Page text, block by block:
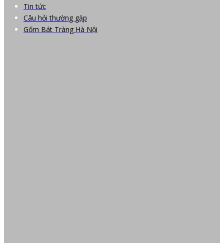
Tin tức
Câu hỏi thường gặp
Gốm Bát Tràng Hà Nội